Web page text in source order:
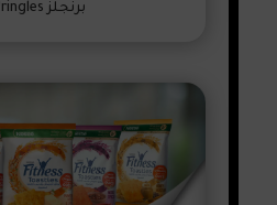
برنجلز Pringles